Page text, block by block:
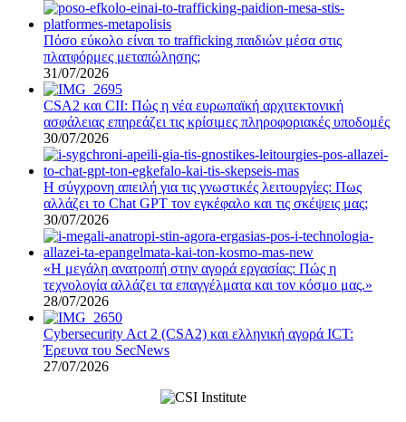
Πόσο εύκολο είναι το trafficking παιδιών μέσα στις
πλατφόρμες μεταπώλησης;
31/07/2026
CSA2 και CII: Πώς η νέα ευρωπαϊκή αρχιτεκτονική
ασφάλειας επηρεάζει τις κρίσιμες πληροφοριακές υποδομές
30/07/2026
Η σύγχρονη απειλή για τις γνωστικές λειτουργίες: Πως
αλλάζει το Chat GPT τον εγκέφαλο και τις σκέψεις μας;
30/07/2026
«Η μεγάλη ανατροπή στην αγορά εργασίας: Πώς η
τεχνολογία αλλάζει τα επαγγέλματα και τον κόσμο μας.»
28/07/2026
Cybersecurity Act 2 (CSA2) και ελληνική αγορά ICT:
Έρευνα του SecNews
27/07/2026